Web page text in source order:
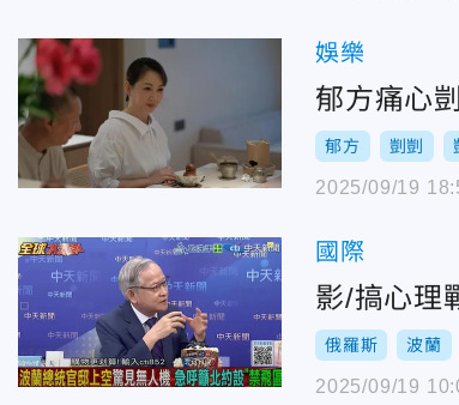
娛樂
郁方痛心
郁方 剴剴
2025/09/19
國際
影/搞心理
俄羅斯 波蘭
2025/09/19